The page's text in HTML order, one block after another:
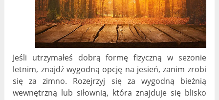
Jeśli utrzymałeś dobrą formę fizyczną w sezonie
letnim, znajdź wygodną opcję na jesień, zanim zrobi
się za zimno. Rozejrzyj się za wygodną bieżnią
wewnętrzną lub siłownią, która znajduje się blisko